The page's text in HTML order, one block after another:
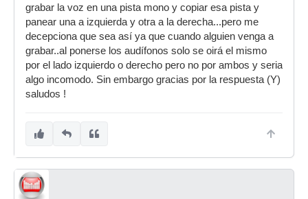
grabar la voz en una pista mono y copiar esa pista y
panear una a izquierda y otra a la derecha...pero me
decepciona que sea así ya que cuando alguien venga a
grabar..al ponerse los audífonos solo se oirá el mismo
por el lado izquierdo o derecho pero no por ambos y seria
algo incomodo. Sin embargo gracias por la respuesta (Y)
saludos !